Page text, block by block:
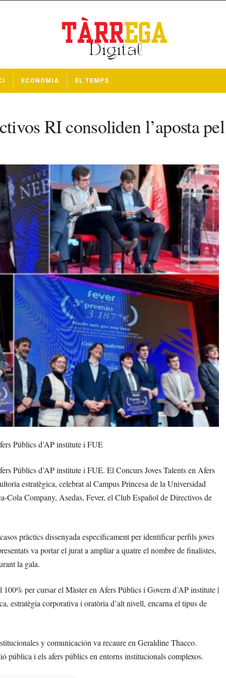
ECONOMIA EL TEMPS
RI consoliden l’aposta
Públics d’AP institute i FUE
Públics d’AP institute i FUE. El Concurs Joves Talents en Afers
estratègica, celebrat al Campus Princesa de la Universidad
Cola Company, Asedas, Fever, el Club Español de Directivos de
pràctics dissenyada específicament per identificar perfils joves
va portar el jurat a ampliar a quatre el nombre de finalistes,
la gala.
per cursar el Màster en Afers Públics i Govern d’AP institute |
estratègia corporativa i oratòria d’alt nivell, encarna el tipus de
y comunicación va recaure en Geraldine Thacco.
pública i els afers públics en entorns institucionals complexos.